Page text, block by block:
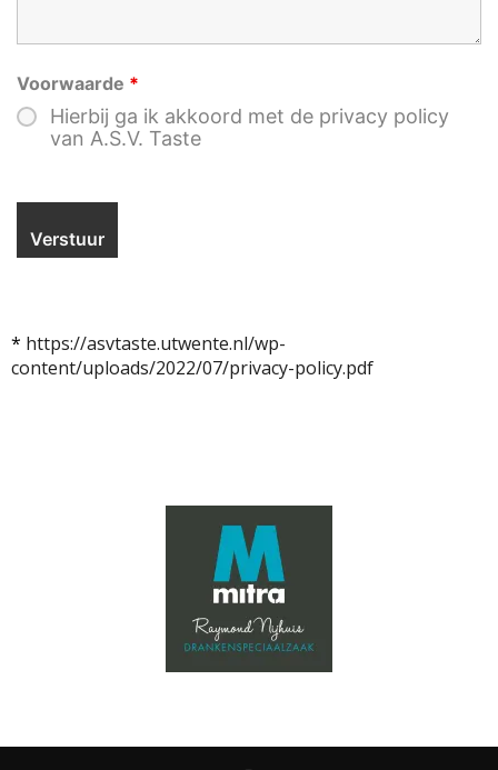
Voorwaarde *
Hierbij ga ik akkoord met de privacy policy
van A.S.V. Taste
* https://asvtaste.utwente.nl/wp-
content/uploads/2022/07/privacy-policy.pdf